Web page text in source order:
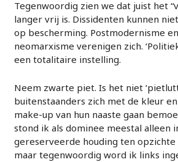
Tegenwoordig zien we dat juist het
langer vrij is. Dissidenten kunnen
op bescherming. Postmodernisme
neomarxisme verenigen zich.
een totalitaire instelling.
Neem zwarte piet. Is het niet
buitenstaanders zich met de kleur
make-up van hun naaste gaan
stond ik als dominee meestal alleen
gereserveerde houding ten opzichte
maar tegenwoordig word ik links